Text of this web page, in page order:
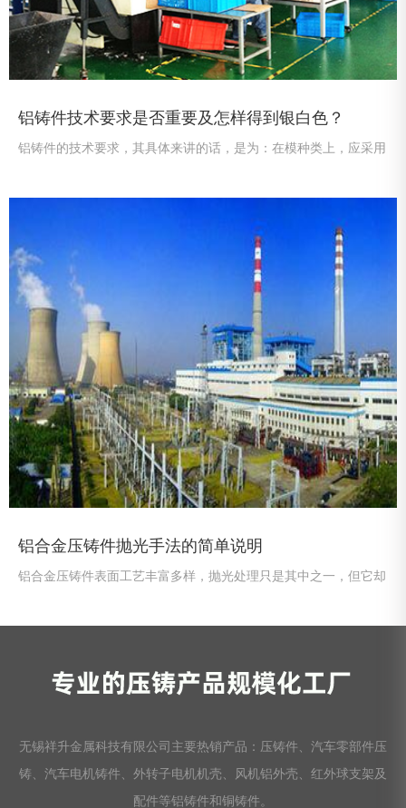
铝铸件技术要求是否重要及怎样得到银白色？
铝铸件的技术要求，其具体来讲的话，是为：在模种类上，应采用
浇入模腔中来得到成品。所以，这是很重要的一个方面，是不能轻
视的，否则，是会影响到铝铸件的质量的。
铝合金压铸件抛光手法的简单说明
铝合金压铸件表面工艺丰富多样，抛光处理只是其中之一，但它却
高铝合金压铸件质量和性能，进而提高铝合金压铸产品质量。
无锡祥升金属科技有限公司主要热销产品：压铸件、汽车零部件压
铸、汽车电机铸件、外转子电机机壳、风机铝外壳、红外球支架及
配件等铝铸件和铜铸件。